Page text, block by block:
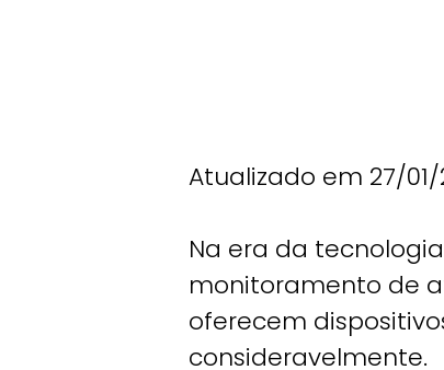
Atualizado em 27/01/
Na era da
monitoramento de
oferecem
consideravelmente.